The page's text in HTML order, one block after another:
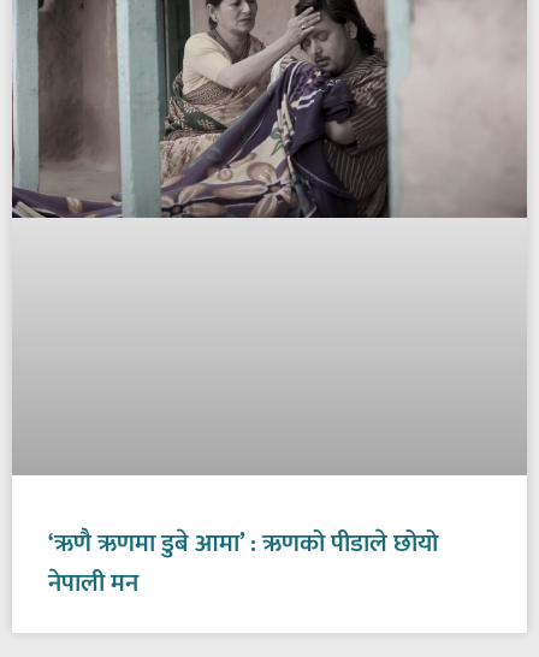
‘ऋणै ऋणमा डुबे आमा’ : ऋणको पीडाले छोयो
नेपाली मन